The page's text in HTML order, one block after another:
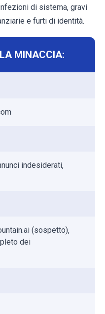
di sistema, gravi
e furti di identità.
MINACCIA:
indesiderati,
(sospetto),
dei